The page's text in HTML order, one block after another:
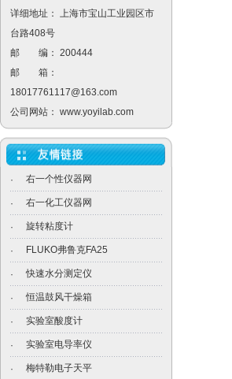
详细地址： 上海市宝山工业园区市
台路408号
邮 编： 200444
邮 箱：
18017761117@163.com
公司网站： www.yoyilab.com
· 右一个性仪器网
· 右一化工仪器网
· 旋转粘度计
· FLUKO弗鲁克FA25
· 快速水分测定仪
· 恒温鼓风干燥箱
· 实验室酸度计
· 实验室电导率仪
· 梅特勒电子天平